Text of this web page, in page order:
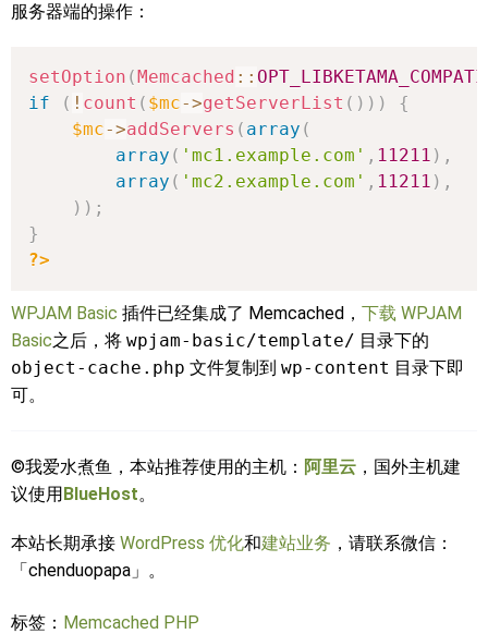
服务器端的操作：
setOption (Memcached ::
if
( ! count ( $mc->getServerList ( ) ) )
{
$mc->addServers ( array (
array ( 'mc1.example.com' , 11211 ) ,
array ( 'mc2.example.com' , 11211 ) ,
) ) ;
}
?>
WPJAM Basic 插件已经集成了 Memcached， 下载 WPJAM
Basic之后，将 wpjam-basic/template/ 目录下的
object-cache.php 文件复制到 wp-content 目录下即
可。
©我爱水煮鱼，本站推荐使用的主机： 阿里云 ，国外主机建
议使用BlueHost。
本站长期承接 WordPress 优化和建站业务 ，请联系微信：
「chenduopapa」。
标签： Memcached PHP